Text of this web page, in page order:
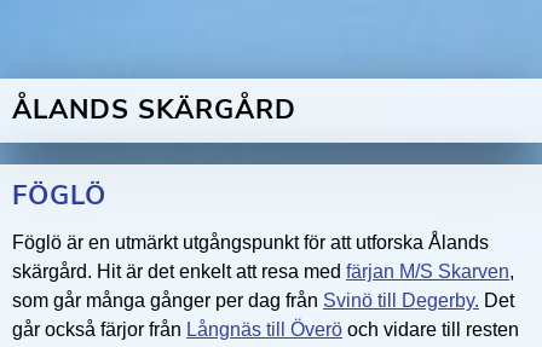
ÅLANDS SKÄRGÅRD
FÖGLÖ
Föglö är en utmärkt utgångspunkt för att utforska Ålands
skärgård. Hit är det enkelt att resa med färjan M/S Skarven,
som går många gånger per dag från Svinö till Degerby. Det
går också färjor från Långnäs till Överö och vidare till resten